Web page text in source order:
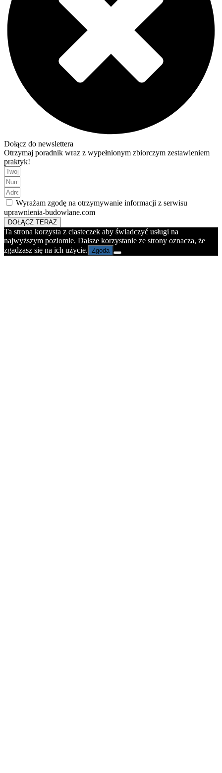
Dołącz do newslettera
Otrzymaj poradnik wraz z wypełnionym zbiorczym zestawieniem
praktyk!
Wyrażam zgodę na otrzymywanie informacji z serwisu
uprawnienia-budowlane.com
DOŁĄCZ TERAZ
Ta strona korzysta z ciasteczek aby świadczyć usługi na
najwyższym poziomie. Dalsze korzystanie ze strony oznacza, że
zgadzasz się na ich użycie. Zgoda